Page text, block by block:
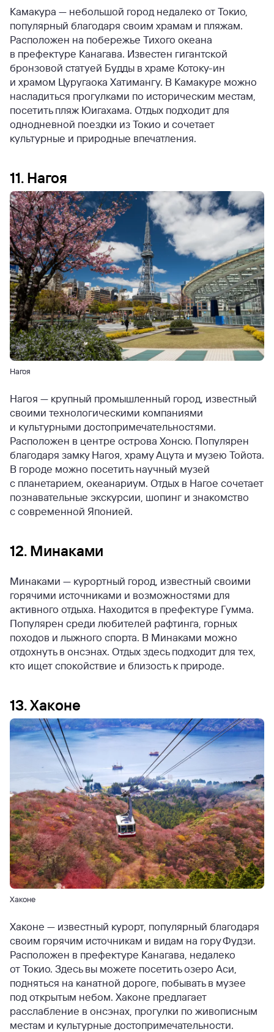
Камакура — небольшой город недалеко от Токио,
популярный благодаря своим храмам и пляжам.
Расположен на побережье Тихого океана
в префектуре Канагава. Известен гигантской
бронзовой статуей Будды в храме Котоку-ин
и храмом Цуругаока Хатимангу. В Камакуре можно
насладиться прогулками по историческим местам,
посетить пляж Юигахама. Отдых подходит для
однодневной поездки из Токио и сочетает
культурные и природные впечатления.
11. Нагоя
Нагоя
Нагоя — крупный промышленный город, известный
своими технологическими компаниями
и культурными достопримечательностями.
Расположен в центре острова Хонсю. Популярен
благодаря замку Нагоя, храму Ацута и музею Тойота.
В городе можно посетить научный музей
с планетарием, океанариум. Отдых в Нагое сочетает
познавательные экскурсии, шопинг и знакомство
с современной Японией.
12. Минаками
Минаками — курортный город, известный своими
горячими источниками и возможностями для
активного отдыха. Находится в префектуре Гумма.
Популярен среди любителей рафтинга, горных
походов и лыжного спорта. В Минаками можно
отдохнуть в онсэнах. Отдых здесь подходит для тех,
кто ищет спокойствие и близость к природе.
13. Хаконе
Хаконе
Хаконе — известный курорт, популярный благодаря
своим горячим источникам и видам на гору Фудзи.
Расположен в префектуре Канагава, недалеко
от Токио. Здесь вы можете посетить озеро Аси,
подняться на канатной дороге, побывать в музее
под открытым небом. Хаконе предлагает
расслабление в онсэнах, прогулки по живописным
местам и культурные достопримечательности.